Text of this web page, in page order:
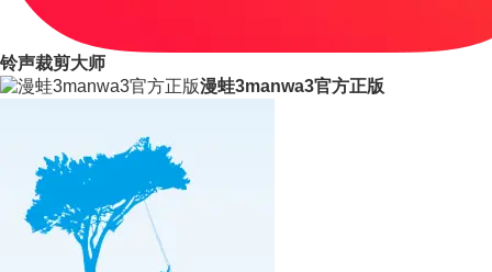
铃声裁剪大师
漫蛙3manwa3官方正版